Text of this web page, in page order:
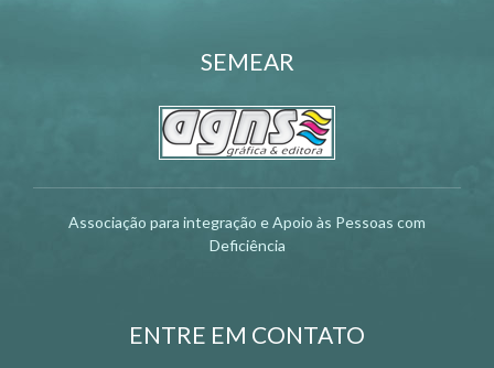
SEMEAR
Associação para integração e Apoio às Pessoas com
Deficiência
ENTRE EM CONTATO